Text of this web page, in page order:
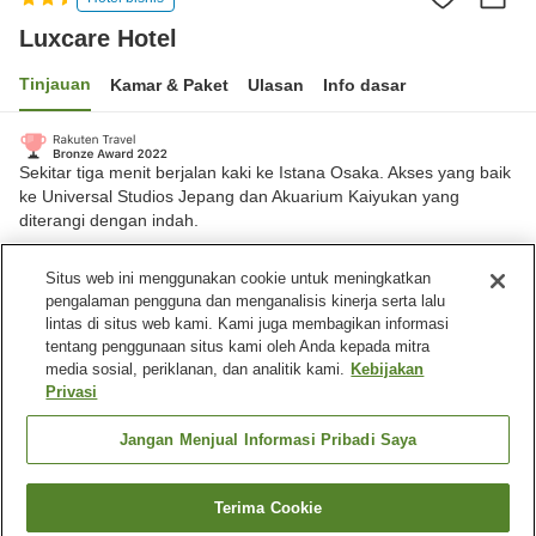
Luxcare Hotel
Tinjauan Kamar & Paket Ulasan Info dasar
Sekitar tiga menit berjalan kaki ke Istana Osaka. Akses yang baik
ke Universal Studios Jepang dan Akuarium Kaiyukan yang
diterangi dengan indah.
Lihat di peta
Hebat Ulasan:310
Fasilitas properti
Lounge
Cari kamar
Situs web ini menggunakan cookie untuk meningkatkan
pengalaman pengguna dan menganalisis kinerja serta lalu
lintas di situs web kami. Kami juga membagikan informasi
tentang penggunaan situs kami oleh Anda kepada mitra
media sosial, periklanan, dan analitik kami. Kebijakan
Privasi
Jangan Menjual Informasi Pribadi Saya
Terima Cookie